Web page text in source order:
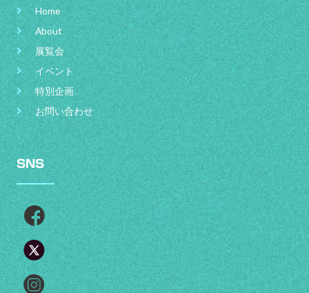
Home
About
展覧会
イベント
特別企画
お問い合わせ
SNS